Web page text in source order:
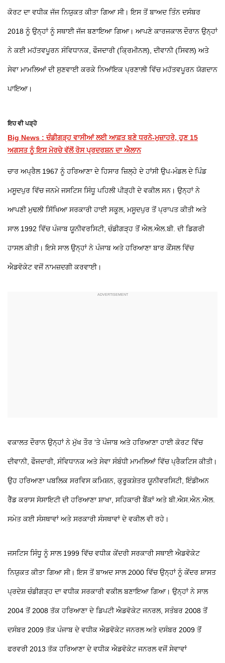
ਕੋਰਟ ਦਾ ਵਧੀਕ ਜੱਜ ਨਿਯੁਕਤ ਕੀਤਾ ਗਿਆ ਸੀ। ਇਸ ਤੋਂ ਬਾਅਦ ਤਿੰਨ ਦਸੰਬਰ
2018 ਨੂੰ ਉਨ੍ਹਾਂ ਨੂੰ ਸਥਾਈ ਜੱਜ ਬਣਾਇਆ ਗਿਆ। ਆਪਣੇ ਕਾਰਜਕਾਲ ਦੌਰਾਨ ਉਨ੍ਹਾਂ
ਨੇ ਕਈ ਮਹੱਤਵਪੂਰਨ ਸੰਵਿਧਾਨਕ, ਫੌਜਦਾਰੀ (ਕ੍ਰਿਮੀਨਲ), ਦੀਵਾਨੀ (ਸਿਵਲ) ਅਤੇ
ਸੇਵਾ ਮਾਮਲਿਆਂ ਦੀ ਸੁਣਵਾਈ ਕਰਕੇ ਨਿਆਂਇਕ ਪ੍ਰਣਾਲੀ ਵਿੱਚ ਮਹੱਤਵਪੂਰਨ ਯੋਗਦਾਨ
ਪਾਇਆ।
ਇਹ ਵੀ ਪੜ੍ਹੋ
Big News : ਚੰਡੀਗੜ੍ਹ ਵਾਸੀਆਂ ਲਈ ਆਫ਼ਤ ਬਣੇ ਧਰਨੇ-ਮੁਜ਼ਾਹਰੇ, ਹੁਣ 15
ਅਗਸਤ ਨੂੰ ਇਸ ਮੋਰਚੇ ਵੱਲੋਂ ਰੋਸ ਪ੍ਰਦਰਸ਼ਨ ਦਾ ਐਲਾਨ
ਚਾਰ ਅਪ੍ਰੈਲ 1967 ਨੂੰ ਹਰਿਆਣਾ ਦੇ ਹਿਸਾਰ ਜ਼ਿਲ੍ਹੇ ਦੇ ਹਾਂਸੀ ਉਪ-ਮੰਡਲ ਦੇ ਪਿੰਡ
ਮਸੂਦਪੁਰ ਵਿੱਚ ਜਨਮੇ ਜਸਟਿਸ ਸਿੰਧੂ ਪਹਿਲੀ ਪੀੜ੍ਹੀ ਦੇ ਵਕੀਲ ਸਨ। ਉਨ੍ਹਾਂ ਨੇ
ਆਪਣੀ ਮੁਢਲੀ ਸਿੱਖਿਆ ਸਰਕਾਰੀ ਹਾਈ ਸਕੂਲ, ਮਸੂਦਪੁਰ ਤੋਂ ਪ੍ਰਾਪਤ ਕੀਤੀ ਅਤੇ
ਸਾਲ 1992 ਵਿੱਚ ਪੰਜਾਬ ਯੂਨੀਵਰਸਿਟੀ, ਚੰਡੀਗੜ੍ਹ ਤੋਂ ਐਲ.ਐਲ.ਬੀ. ਦੀ ਡਿਗਰੀ
ਹਾਸਲ ਕੀਤੀ। ਇਸੇ ਸਾਲ ਉਨ੍ਹਾਂ ਨੇ ਪੰਜਾਬ ਅਤੇ ਹਰਿਆਣਾ ਬਾਰ ਕੌਂਸਲ ਵਿੱਚ
ਐਡਵੋਕੇਟ ਵਜੋਂ ਨਾਮਜ਼ਦਗੀ ਕਰਵਾਈ।
ਵਕਾਲਤ ਦੌਰਾਨ ਉਨ੍ਹਾਂ ਨੇ ਮੁੱਖ ਤੌਰ 'ਤੇ ਪੰਜਾਬ ਅਤੇ ਹਰਿਆਣਾ ਹਾਈ ਕੋਰਟ ਵਿੱਚ
ਦੀਵਾਨੀ, ਫੌਜਦਾਰੀ, ਸੰਵਿਧਾਨਕ ਅਤੇ ਸੇਵਾ ਸੰਬੰਧੀ ਮਾਮਲਿਆਂ ਵਿੱਚ ਪ੍ਰੈਕਟਿਸ ਕੀਤੀ।
ਉਹ ਹਰਿਆਣਾ ਪਬਲਿਕ ਸਰਵਿਸ ਕਮਿਸ਼ਨ, ਕੁਰੂਕਸ਼ੇਤਰ ਯੂਨੀਵਰਸਿਟੀ, ਇੰਡੀਅਨ
ਰੈੱਡ ਕਰਾਸ ਸੋਸਾਇਟੀ ਦੀ ਹਰਿਆਣਾ ਸ਼ਾਖਾ, ਸਹਿਕਾਰੀ ਬੈਂਕਾਂ ਅਤੇ ਬੀ.ਐਸ.ਐਨ.ਐਲ.
ਸਮੇਤ ਕਈ ਸੰਸਥਾਵਾਂ ਅਤੇ ਸਰਕਾਰੀ ਸੰਸਥਾਵਾਂ ਦੇ ਵਕੀਲ ਵੀ ਰਹੇ।
ਜਸਟਿਸ ਸਿੰਧੂ ਨੂੰ ਸਾਲ 1999 ਵਿੱਚ ਵਧੀਕ ਕੇਂਦਰੀ ਸਰਕਾਰੀ ਸਥਾਈ ਐਡਵੋਕੇਟ
ਨਿਯੁਕਤ ਕੀਤਾ ਗਿਆ ਸੀ। ਇਸ ਤੋਂ ਬਾਅਦ ਸਾਲ 2000 ਵਿੱਚ ਉਨ੍ਹਾਂ ਨੂੰ ਕੇਂਦਰ ਸ਼ਾਸਤ
ਪ੍ਰਦੇਸ਼ ਚੰਡੀਗੜ੍ਹ ਦਾ ਵਧੀਕ ਸਰਕਾਰੀ ਵਕੀਲ ਬਣਾਇਆ ਗਿਆ। ਉਨ੍ਹਾਂ ਨੇ ਸਾਲ
2004 ਤੋਂ 2008 ਤੱਕ ਹਰਿਆਣਾ ਦੇ ਡਿਪਟੀ ਐਡਵੋਕੇਟ ਜਨਰਲ, ਸਤੰਬਰ 2008 ਤੋਂ
ਦਸੰਬਰ 2009 ਤੱਕ ਪੰਜਾਬ ਦੇ ਵਧੀਕ ਐਡਵੋਕੇਟ ਜਨਰਲ ਅਤੇ ਦਸੰਬਰ 2009 ਤੋਂ
ਫਰਵਰੀ 2013 ਤੱਕ ਹਰਿਆਣਾ ਦੇ ਵਧੀਕ ਐਡਵੋਕੇਟ ਜਨਰਲ ਵਜੋਂ ਸੇਵਾਵਾਂ